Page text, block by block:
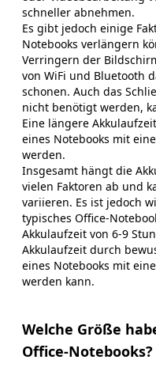
schneller abnehmen.
Es gibt jedoch einige
Notebooks verlängern
Verringern der
von WiFi und Bluetooth
schonen. Auch das
nicht benötigt werden,
Eine längere
eines Notebooks mit
werden.
Insgesamt hängt die
vielen Faktoren ab und
variieren. Es ist jedoch
typisches Office-
Akkulaufzeit von 6-9
Akkulaufzeit durch
eines Notebooks mit
werden kann.
Welche Größe
Office-Notebooks?